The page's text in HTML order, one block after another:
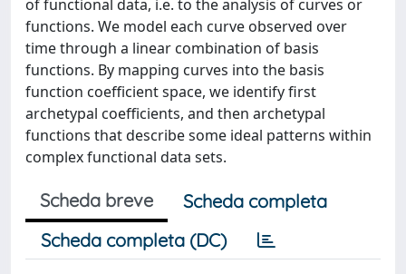
of functional data, i.e. to the analysis of curves or
functions. We model each curve observed over
time through a linear combination of basis
functions. By mapping curves into the basis
function coefficient space, we identify first
archetypal coefficients, and then archetypal
functions that describe some ideal patterns within
complex functional data sets.
Scheda breve
Scheda completa
Scheda completa (DC)